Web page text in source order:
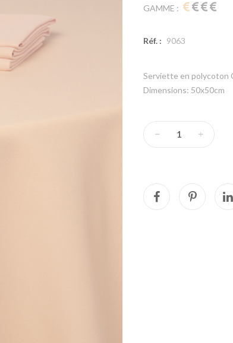
GAMME :
Réf. : 9063
Serviette en polycoton
Dimensions: 50x50cm